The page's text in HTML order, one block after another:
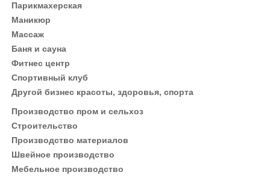
Парикмахерская
Маникюр
Массаж
Баня и сауна
Фитнес центр
Спортивный клуб
Другой бизнес красоты, здоровья, спорта
Производство пром и сельхоз
Строительство
Производство материалов
Швейное производство
Мебельное производство